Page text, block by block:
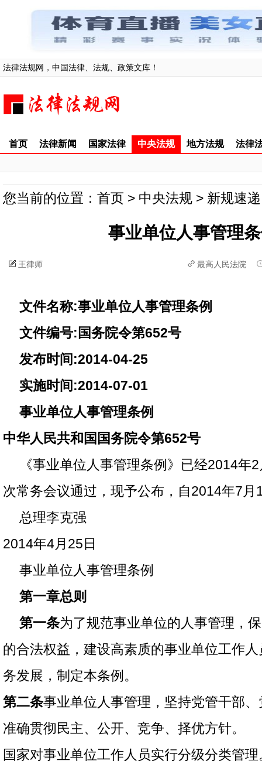
法律法规网，中国法律、法规、政策文库！
首页 法律新闻 国家法律 中央法规 地方法规 法律
您当前的位置： 首页 > 中央法规 > 新规速递
事业单位人事管理
王律师 最高人民法院
文件名称:事业单位人事管理条例
文件编号:国务院令第652号
发布时间:2014-04-25
实施时间:2014-07-01
事业单位人事管理条例
中华人民共和国国务院令第652号
《事业单位人事管理条例》已经2014年
次常务会议通过，现予公布，自2014年7月
总理李克强
2014年4月25日
事业单位人事管理条例
第一章总则
第一条为了规范事业单位的人事管理，
的合法权益，建设高素质的事业单位工作
务发展，制定本条例。
第二条事业单位人事管理，坚持党管干部
准确贯彻民主、公开、竞争、择优方针。
国家对事业单位工作人员实行分级分类管理